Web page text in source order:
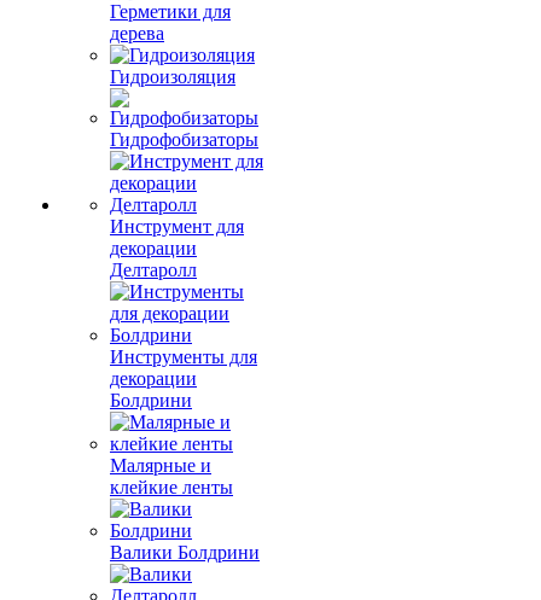
Герметики для
дерева
Гидроизоляция
Гидрофобизаторы
Инструмент для
декорации
Делтаролл
Инструменты для
декорации
Болдрини
Малярные и
клейкие ленты
Валики Болдрини